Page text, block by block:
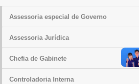
Assessoria especial de Governo
Assessoria Jurídica
Chefia de Gabinete
Controladoria Interna